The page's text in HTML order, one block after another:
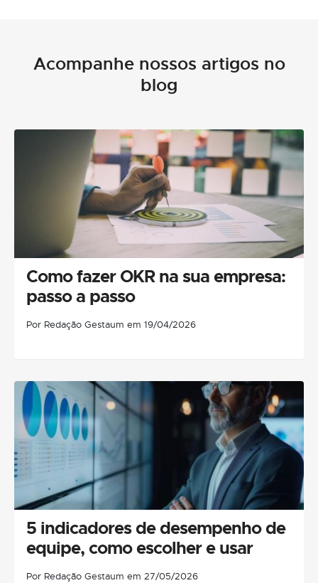
Acompanhe nossos artigos no
blog
Como fazer OKR na sua empresa:
passo a passo
Por Redação Gestaum em 19/04/2026
5 indicadores de desempenho de
equipe, como escolher e usar
Por Redação Gestaum em 27/05/2026